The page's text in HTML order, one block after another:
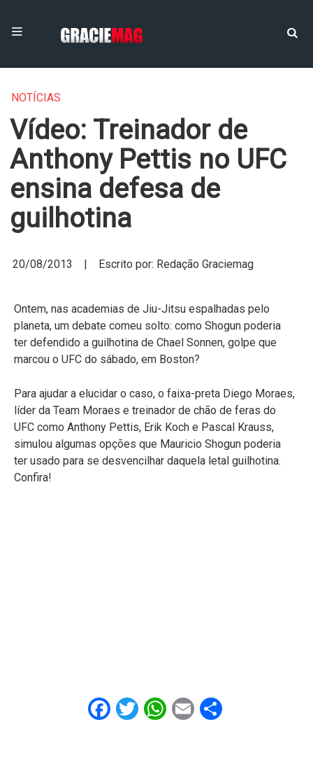
NOTÍCIAS
Vídeo: Treinador de
Anthony Pettis no UFC
ensina defesa de
guilhotina
20/08/2013 | Escrito por: Redação Graciemag
Ontem, nas academias de Jiu-Jitsu espalhadas pelo
planeta, um debate comeu solto: como Shogun poderia
ter defendido a guilhotina de Chael Sonnen, golpe que
marcou o UFC do sábado, em Boston?
Para ajudar a elucidar o caso, o faixa-preta Diego Moraes,
líder da Team Moraes e treinador de chão de feras do
UFC como Anthony Pettis, Erik Koch e Pascal Krauss,
simulou algumas opções que Mauricio Shogun poderia
ter usado para se desvencilhar daquela letal guilhotina.
Confira!
Facebook
Twitter
WhatsApp
EmailShare